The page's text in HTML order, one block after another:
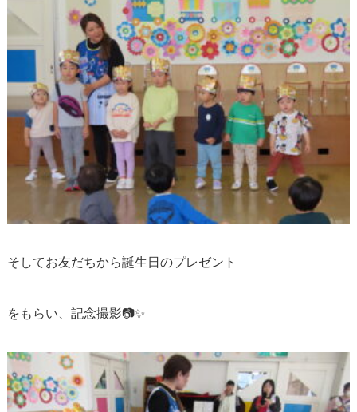
そしてお友だちから誕生日のプレゼント
をもらい、記念撮影📷✨